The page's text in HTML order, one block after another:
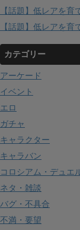
【話題】低レアを
【話題】低レアを
カテゴリー
アーケード
イベント
エロ
ガチャ
キャラクター
キャラバン
コロシアム・デュエ
ネタ・雑談
バグ・不具合
不満・要望